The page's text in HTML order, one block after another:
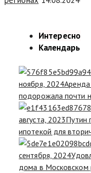
Интересно
Календарь
ноября, 2024Аренда
подорожала почти
августа, 2023Путин
ипотекой для
сентября, 2024
дома в Московском